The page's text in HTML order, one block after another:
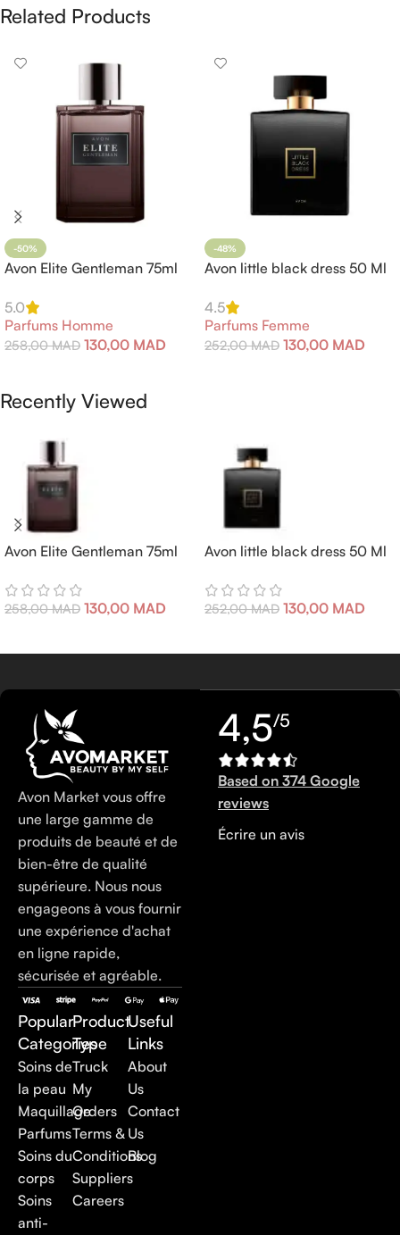
Related Products
-50%
Avon Elite Gentleman 75ml
5.0
Parfums Homme
258,00MAD 130,00 MAD
-48%
Avon little black dress 50 Ml
4.5
Parfums Femme
252,00MAD 130,00 MAD
Recently Viewed
Avon Elite Gentleman 75ml
258,00MAD 130,00 MAD
Avon little black dress 50 Ml
252,00MAD 130,00 MAD
Avon Market vous offre
une large gamme de
produits de beauté et de
bien-être de qualité
supérieure. Nous nous
engageons à vous fournir
une expérience d'achat
en ligne rapide,
sécurisée et agréable.
Popular
Categories
Soins de
la peau
Maquillage
Parfums
Soins du
corps
Soins
anti-
Product
Type
Truck
My
Orders
Terms &
Conditions
Suppliers
Careers
Useful
Links
About
Us
Contact
Us
Blog
4,5/5
Based on 374 Google
reviews
Écrire un avis